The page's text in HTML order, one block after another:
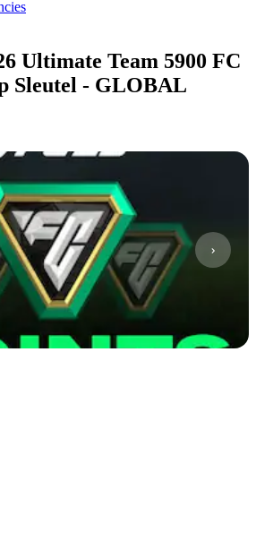
Ultimate Team 5900 FC
Sleutel - GLOBAL